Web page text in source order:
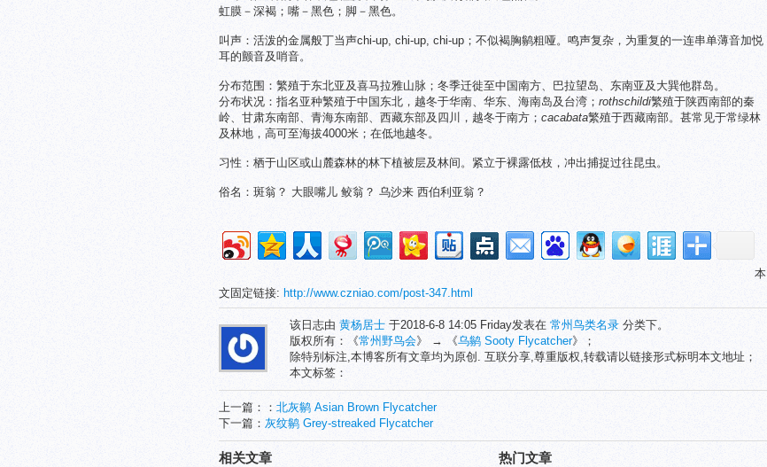
虹膜－深褐；嘴－黑色；脚－黑色。
叫声：活泼的金属般丁当声chi-up, chi-up, chi-up；不似褐胸鹟粗哑。鸣声复杂，为重复的一连串单薄音加悦
耳的颤音及哨音。
分布范围：繁殖于东北亚及喜马拉雅山脉；冬季迁徙至中国南方、巴拉望岛、东南亚及大巽他群岛。
分布状况：指名亚种繁殖于中国东北，越冬于华南、华东、海南岛及台湾； rothschildi繁殖于陕西南部的秦
岭、甘肃东南部、青海东南部、西藏东部及四川，越冬于南方； cacabata繁殖于西藏南部。甚常见于常绿林
及林地，高可至海拔4000米；在低地越冬。
习性：栖于山区或山麓森林的林下植被层及林间。紧立于裸露低枝，冲出捕捉过往昆虫。
俗名：斑翁？ 大眼嘴儿 鲛翁？ 乌沙来 西伯利亚翁？
本
文固定链接: http://www.czniao.com/post-347.html
该日志由 黄杨居士 于2018-6-8 14:05 Friday发表在 常州鸟类名录 分类下。
版权所有：《常州野鸟会》 → 《乌鹟 Sooty Flycatcher》；
除特别标注,本博客所有文章均为原创. 互联分享,尊重版权,转载请以链接形式标明本文地址；
本文标签：
上一篇：： 北灰鹟 Asian Brown Flycatcher
下一篇： 灰纹鹟 Grey-streaked Flycatcher
热门文章
相关文章